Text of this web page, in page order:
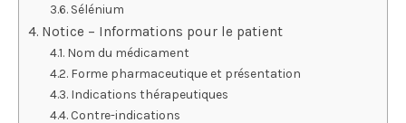
Sélénium
Notice – Informations pour le patient
Nom du médicament
Forme pharmaceutique et présentation
Indications thérapeutiques
Contre-indications